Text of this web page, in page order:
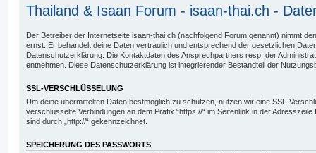
Thailand & Isaan Forum - isaan-thai.ch -
Der Betreiber der Internetseite isaan-thai.ch (nachfolgend Forum genannt) nimmt
ernst. Er behandelt deine Daten vertraulich und entsprechend der gesetzlichen
Datenschutzerklärung. Die Kontaktdaten des Ansprechpartners resp. der
entnehmen. Diese Datenschutzerklärung ist integrierender Bestandteil der
SSL-VERSCHLÜSSELUNG
Um deine übermittelten Daten bestmöglich zu schützen, nutzen wir eine SSL-
verschlüsselte Verbindungen an dem Präfix “https://“ im Seitenlink in der
sind durch „http://“ gekennzeichnet.
SPEICHERUNG DES PASSWORTS